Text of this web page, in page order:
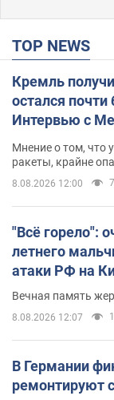
TOP NEWS
Кремль
остался
Интервью с
Мнение о том, что
ракеты, крайне
8.08.2026 12:00
"Всё горело":
летнего
атаки РФ на
Вечная память
8.08.2026 12:07
В Германии
ремонтируют